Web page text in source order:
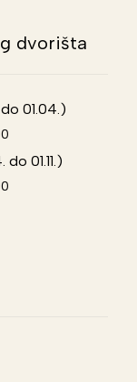
dvorišta
01.04.)
01.11.)